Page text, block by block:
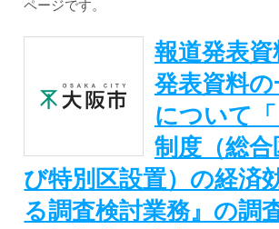
ページです。
報道発表
発表資料
について
制度（総合
び特別区設置）の経済
る調査検討業務』の調